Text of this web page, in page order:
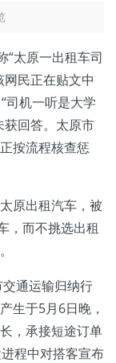
太原一出租车司
网民正在贴文中
“司机一听是大学
获回答。太原市
按流程核查惩
原出租汽车，被
，而不挑选出租
。
交通运输归纳行
生于5月6日晚，
，承接短途订单
进程中对搭客宣布